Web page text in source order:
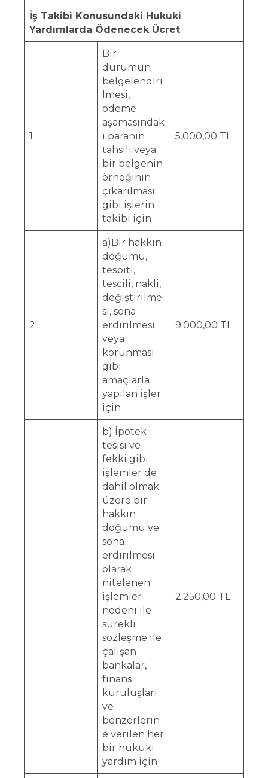
İş Takibi Konusundaki Hukuki
Yardımlarda Ödenecek Ücret
1
Bir
durumun
belgelendiri
lmesi,
ödeme
aşamasındak
i paranın
tahsili veya
bir belgenin
örneğinin
çıkarılması
gibi işlerin
takibi için
5.000,00 TL
2
a)Bir hakkın
doğumu,
tespiti,
tescili, nakli,
değiştirilme
si, sona
erdirilmesi
veya
korunması
gibi
amaçlarla
yapılan işler
için
9.000,00 TL
b) İpotek
tesisi ve
fekki gibi
işlemler de
dahil olmak
üzere bir
hakkın
doğumu ve
sona
erdirilmesi
olarak
nitelenen
işlemler
nedeni ile
sürekli
sözleşme ile
çalışan
bankalar,
finans
kuruluşları
ve
benzerlerin
e verilen her
bir hukuki
yardım için
2.250,00 TL